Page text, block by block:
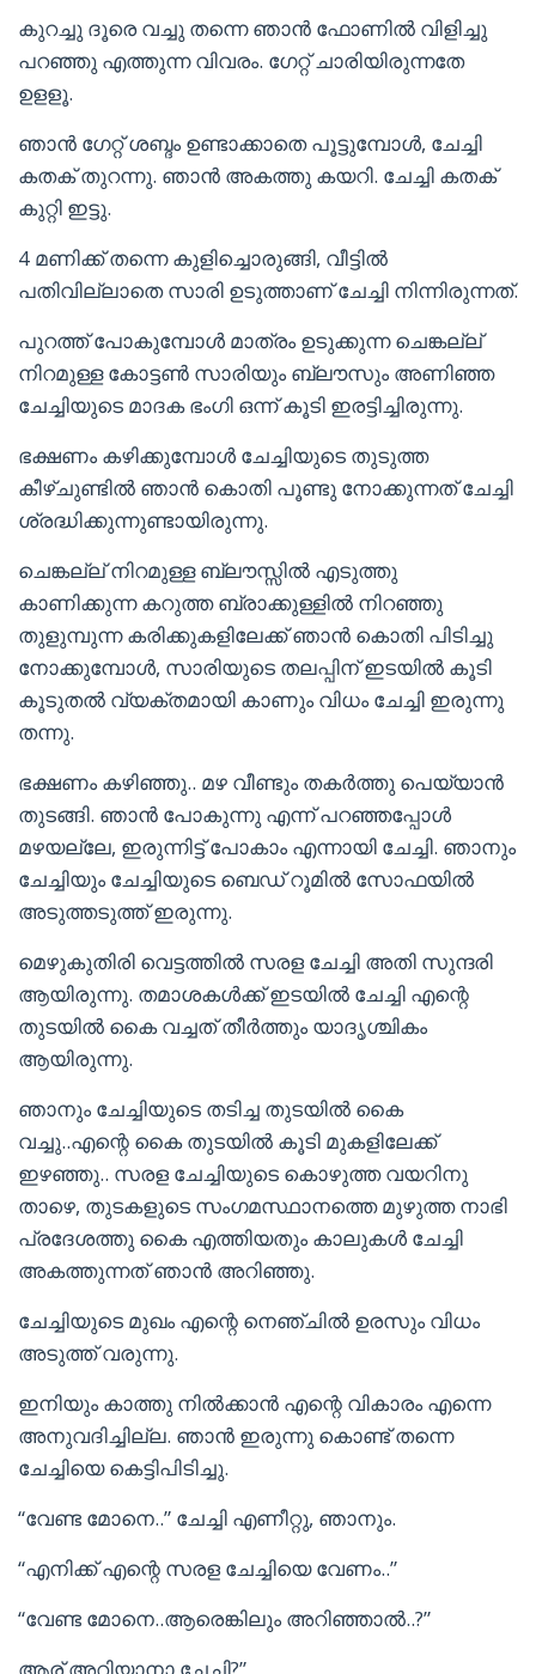
കുറച്ചു ദൂരെ വച്ചു തന്നെ ഞാൻ ഫോണിൽ വിളിച്ചു
പറഞ്ഞു എത്തുന്ന വിവരം. ഗേറ്റ് ചാരിയിരുന്നതേ
ഉളളൂ.
ഞാൻ ഗേറ്റ് ശബ്ദം ഉണ്ടാക്കാതെ പൂട്ടുമ്പോൾ, ചേച്ചി
കതക് തുറന്നു. ഞാൻ അകത്തു കയറി. ചേച്ചി കതക്
കുറ്റി ഇട്ടു.
4 മണിക്ക് തന്നെ കുളിച്ചൊരുങ്ങി, വീട്ടിൽ
പതിവില്ലാതെ സാരി ഉടുത്താണ് ചേച്ചി നിന്നിരുന്നത്.
പുറത്ത് പോകുമ്പോൾ മാത്രം ഉടുക്കുന്ന ചെങ്കല്ല്
നിറമുള്ള കോട്ടൺ സാരിയും ബ്ലൗസും അണിഞ്ഞ
ചേച്ചിയുടെ മാദക ഭംഗി ഒന്ന് കൂടി ഇരട്ടിച്ചിരുന്നു.
ഭക്ഷണം കഴിക്കുമ്പോൾ ചേച്ചിയുടെ തുടുത്ത
കീഴ്ചുണ്ടിൽ ഞാൻ കൊതി പൂണ്ടു നോക്കുന്നത് ചേച്ചി
ശ്രദ്ധിക്കുന്നുണ്ടായിരുന്നു.
ചെങ്കല്ല് നിറമുള്ള ബ്ലൗസ്സിൽ എടുത്തു
കാണിക്കുന്ന കറുത്ത ബ്രാക്കുള്ളിൽ നിറഞ്ഞു
തുളുമ്പുന്ന കരിക്കുകളിലേക്ക് ഞാൻ കൊതി പിടിച്ചു
നോക്കുമ്പോൾ, സാരിയുടെ തലപ്പിന് ഇടയിൽ കൂടി
കൂടുതൽ വ്യക്തമായി കാണും വിധം ചേച്ചി ഇരുന്നു
തന്നു.
ഭക്ഷണം കഴിഞ്ഞു.. മഴ വീണ്ടും തകർത്തു പെയ്യാൻ
തുടങ്ങി. ഞാൻ പോകുന്നു എന്ന് പറഞ്ഞപ്പോൾ
മഴയല്ലേ, ഇരുന്നിട്ട് പോകാം എന്നായി ചേച്ചി. ഞാനും
ചേച്ചിയും ചേച്ചിയുടെ ബെഡ് റൂമിൽ സോഫയിൽ
അടുത്തടുത്ത് ഇരുന്നു.
മെഴുകുതിരി വെട്ടത്തിൽ സരള ചേച്ചി അതി സുന്ദരി
ആയിരുന്നു. തമാശകൾക്ക് ഇടയിൽ ചേച്ചി എന്റെ
തുടയിൽ കൈ വച്ചത് തീർത്തും യാദൃശ്ചികം
ആയിരുന്നു.
ഞാനും ചേച്ചിയുടെ തടിച്ച തുടയിൽ കൈ
വച്ചു..എന്റെ കൈ തുടയിൽ കൂടി മുകളിലേക്ക്
ഇഴഞ്ഞു.. സരള ചേച്ചിയുടെ കൊഴുത്ത വയറിനു
താഴെ, തുടകളുടെ സംഗമസ്ഥാനത്തെ മുഴുത്ത നാഭി
പ്രദേശത്തു കൈ എത്തിയതും കാലുകൾ ചേച്ചി
അകത്തുന്നത് ഞാൻ അറിഞ്ഞു.
ചേച്ചിയുടെ മുഖം എന്റെ നെഞ്ചിൽ ഉരസും വിധം
അടുത്ത് വരുന്നു.
ഇനിയും കാത്തു നിൽക്കാൻ എന്റെ വികാരം എന്നെ
അനുവദിച്ചില്ല. ഞാൻ ഇരുന്നു കൊണ്ട് തന്നെ
ചേച്ചിയെ കെട്ടിപിടിച്ചു.
“വേണ്ട മോനെ..” ചേച്ചി എണീറ്റു, ഞാനും.
“എനിക്ക് എന്റെ സരള ചേച്ചിയെ വേണം..”
“വേണ്ട മോനെ..ആരെങ്കിലും അറിഞ്ഞാൽ..?”